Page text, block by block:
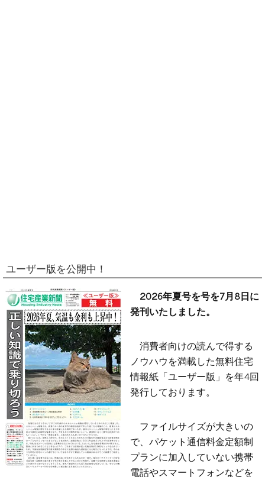
ユーザー版を公開中！
2026年夏号を号を7月8日に
発刊いたしました。
消費者向けの読んで得する
ノウハウを満載した無料住宅
情報紙「ユーザー版」を年4回
発行しております。
ファイルサイズが大きいの
で、パケット通信料金定額制
プランに加入していない携帯
電話やスマートフォンなどを